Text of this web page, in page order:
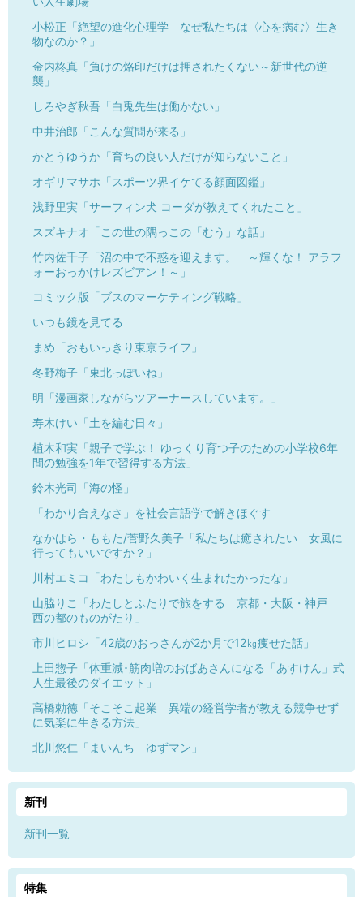
小松正「絶望の進化心理学 なぜ私たちは〈心を病む〉生き
物なのか？」
金内柊真「負けの烙印だけは押されたくない～新世代の逆
襲」
しろやぎ秋吾「白兎先生は働かない」
中井治郎「こんな質問が来る」
かとうゆうか「育ちの良い人だけが知らないこと」
オギリマサホ「スポーツ界イケてる顔面図鑑」
浅野里実「サーフィン犬 コーダが教えてくれたこと」
スズキナオ「この世の隅っこの「むう」な話」
竹内佐千子「沼の中で不惑を迎えます。 ～輝くな！ アラフ
ォーおっかけレズビアン！～」
コミック版「ブスのマーケティング戦略」
いつも鏡を見てる
まめ「おもいっきり東京ライフ」
冬野梅子「東北っぽいね」
明「漫画家しながらツアーナースしています。」
寿木けい「土を編む日々」
植木和実「親子で学ぶ！ ゆっくり育つ子のための小学校6年
間の勉強を1年で習得する方法」
鈴木光司「海の怪」
「わかり合えなさ」を社会言語学で解きほぐす
なかはら・ももた/菅野久美子「私たちは癒されたい 女風に
行ってもいいですか？」
川村エミコ「わたしもかわいく生まれたかったな」
山脇りこ「わたしとふたりで旅をする 京都・大阪・神戸
西の都のものがたり」
市川ヒロシ「42歳のおっさんが2か月で12㎏痩せた話」
上田惣子「体重減･筋肉増のおばあさんになる「あすけん」式
人生最後のダイエット」
高橋勅徳「そこそこ起業 異端の経営学者が教える競争せず
に気楽に生きる方法」
北川悠仁「まいんち ゆずマン」
新刊
新刊一覧
特集